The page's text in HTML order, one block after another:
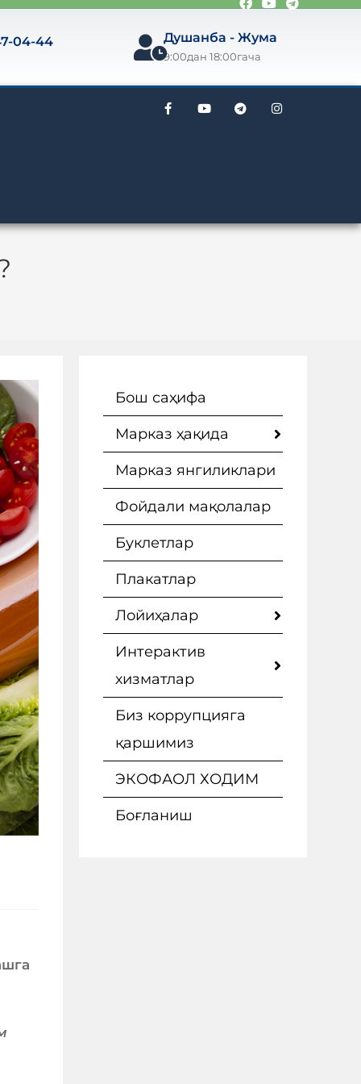
04-44 Душанба - Жума
9:00дан 18:00гача
Бош саҳифа
Марказ ҳақида
Марказ янгиликлари
Фойдали мақолалар
Буклетлар
Плакатлар
Лойиҳалар
Интерактив
хизматлар
Биз коррупцияга
қаршимиз
ЭКОФАОЛ ХОДИМ
Боғланиш